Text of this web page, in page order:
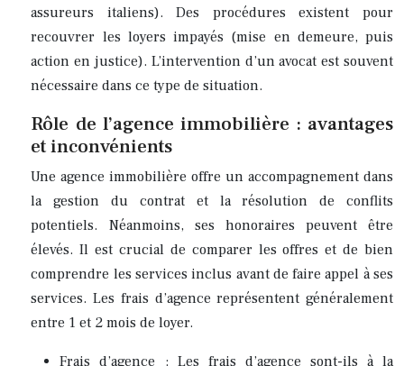
assureurs italiens). Des procédures existent pour
recouvrer les loyers impayés (mise en demeure, puis
action en justice). L’intervention d’un avocat est souvent
nécessaire dans ce type de situation.
Rôle de l’agence immobilière : avantages
et inconvénients
Une agence immobilière offre un accompagnement dans
la gestion du contrat et la résolution de conflits
potentiels. Néanmoins, ses honoraires peuvent être
élevés. Il est crucial de comparer les offres et de bien
comprendre les services inclus avant de faire appel à ses
services. Les frais d’agence représentent généralement
entre 1 et 2 mois de loyer.
Frais d’agence : Les frais d’agence sont-ils à la